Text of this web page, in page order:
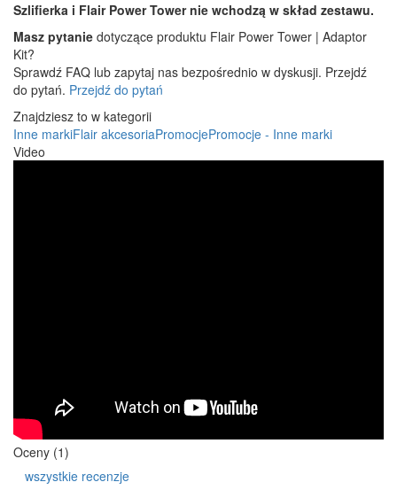
Szlifierka i Flair Power Tower nie wchodzą w skład zestawu.
Masz pytanie dotyczące produktu Flair Power Tower | Adaptor
Kit?
Sprawdź FAQ lub zapytaj nas bezpośrednio w dyskusji. Przejdź
do pytań. Przejdź do pytań
Znajdziesz to w kategorii
Inne markiFlair akcesoriaPromocjePromocje - Inne marki
Video
Oceny (1)
wszystkie recenzje